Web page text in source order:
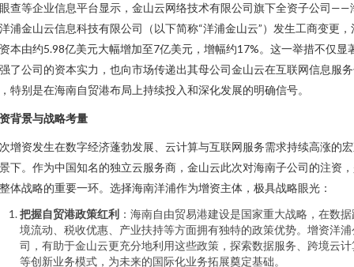
查等企业信息平台显示，金山云网络技术有限公司旗下全资子公司——
浦金山云信息科技有限公司（以下简称“洋浦金山云”）发生工商变更，
本由约5.98亿美元大幅增加至7亿美元，增幅约17%。这一举措不仅显
了公司的资本实力，也向市场传递出其母公司金山云在互联网信息服
特别是在海南自贸港布局上持续投入和深化发展的明确信号。
背景与战略考量
增资发生在数字经济蓬勃发展、云计算与互联网服务需求持续高涨的
下。作为中国知名的独立云服务商，金山云此次对海南子公司的注资
体战略的重要一环。选择海南洋浦作为增资主体，极具战略眼光：
把握自贸港政策红利 ：海南自由贸易港建设是国家重大战略，在数
境流动、税收优惠、产业扶持等方面拥有独特的政策优势。增资洋浦
司，有助于金山云更充分地利用这些政策，探索数据服务、跨境云计
等创新业务模式，为未来的国际化业务拓展奠定基础。